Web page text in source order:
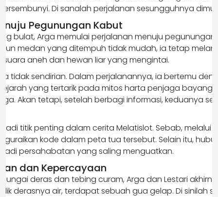
Di sanalah perjalanan sesungguhnya
Pegunungan Kabut
bulat, Arga memulai perjalanan menuju
medan yang ditempuh tidak mudah, ia tetap
suara aneh dan hewan liar yang mengintai.
tidak sendirian. Dalam perjalanannya, ia bertemu
yang tertarik pada mitos harta penjaga
Akan tetapi, setelah berbagi informasi, keduanya
titik penting dalam cerita Melatislot. Sebab, melalui
kode dalam peta tua tersebut. Selain itu,
persahabatan yang saling menguatkan.
dan Kepercayaan
deras dan tebing curam, Arga dan Lestari
derasnya air, terdapat sebuah gua gelap. Di sinilah